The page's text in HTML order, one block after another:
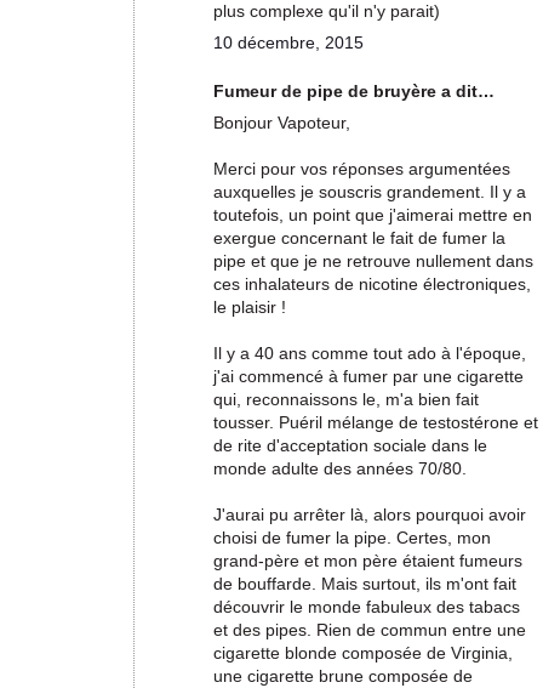
plus complexe qu'il n'y parait)
10 décembre, 2015
Fumeur de pipe de bruyère a dit…
Bonjour Vapoteur,
Merci pour vos réponses argumentées
auxquelles je souscris grandement. Il y a
toutefois, un point que j'aimerai mettre en
exergue concernant le fait de fumer la
pipe et que je ne retrouve nullement dans
ces inhalateurs de nicotine électroniques,
le plaisir !
Il y a 40 ans comme tout ado à l'époque,
j'ai commencé à fumer par une cigarette
qui, reconnaissons le, m'a bien fait
tousser. Puéril mélange de testostérone et
de rite d'acceptation sociale dans le
monde adulte des années 70/80.
J'aurai pu arrêter là, alors pourquoi avoir
choisi de fumer la pipe. Certes, mon
grand-père et mon père étaient fumeurs
de bouffarde. Mais surtout, ils m'ont fait
découvrir le monde fabuleux des tabacs
et des pipes. Rien de commun entre une
cigarette blonde composée de Virginia,
une cigarette brune composée de